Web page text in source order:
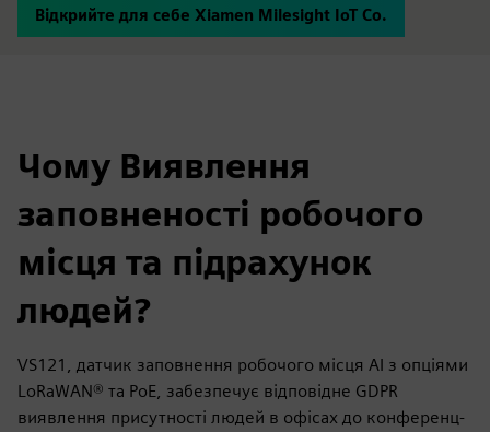
Відкрийте для себе Xiamen Milesight IoT Co.
Чому Виявлення
заповненості робочого
місця та підрахунок
людей?
VS121, датчик заповнення робочого місця AI з опціями
LoRaWAN® та PoE, забезпечує відповідне GDPR
виявлення присутності людей в офісах до конференц-